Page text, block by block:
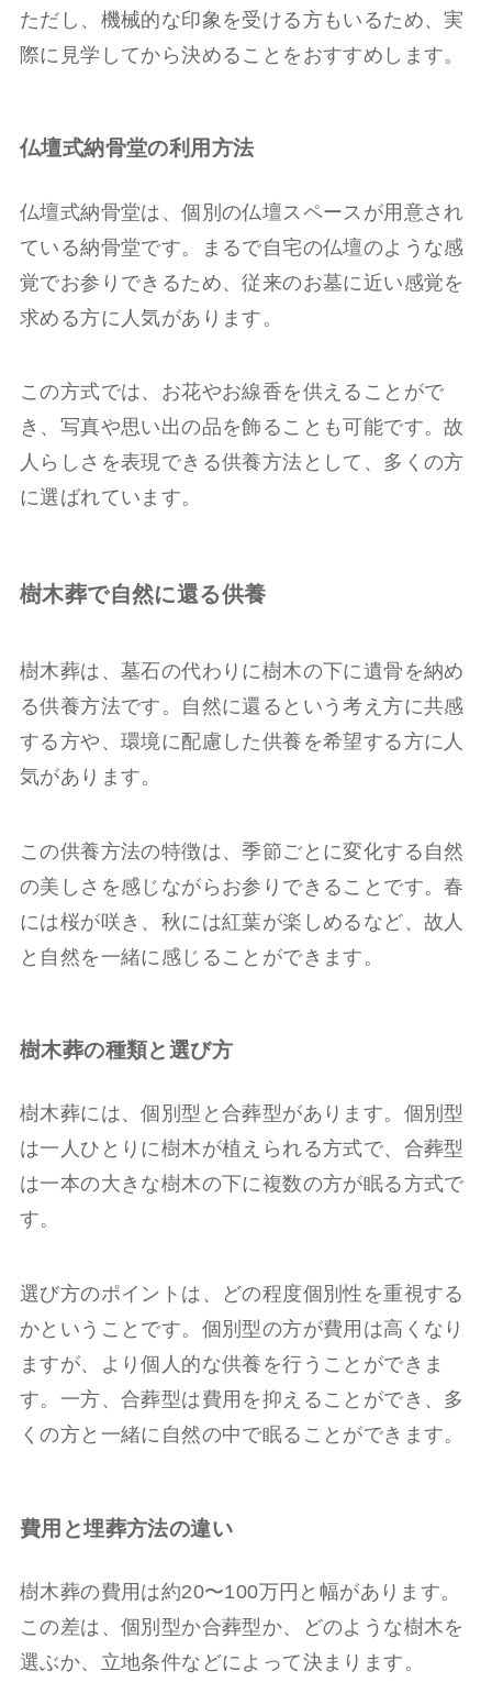
ただし、機械的な印象を受ける方もいるため、実
際に見学してから決めることをおすすめします。
仏壇式納骨堂の利用方法
仏壇式納骨堂は、個別の仏壇スペースが用意され
ている納骨堂です。まるで自宅の仏壇のような感
覚でお参りできるため、従来のお墓に近い感覚を
求める方に人気があります。
この方式では、お花やお線香を供えることがで
き、写真や思い出の品を飾ることも可能です。故
人らしさを表現できる供養方法として、多くの方
に選ばれています。
樹木葬で自然に還る供養
樹木葬は、墓石の代わりに樹木の下に遺骨を納め
る供養方法です。自然に還るという考え方に共感
する方や、環境に配慮した供養を希望する方に人
気があります。
この供養方法の特徴は、季節ごとに変化する自然
の美しさを感じながらお参りできることです。春
には桜が咲き、秋には紅葉が楽しめるなど、故人
と自然を一緒に感じることができます。
樹木葬の種類と選び方
樹木葬には、個別型と合葬型があります。個別型
は一人ひとりに樹木が植えられる方式で、合葬型
は一本の大きな樹木の下に複数の方が眠る方式で
す。
選び方のポイントは、どの程度個別性を重視する
かということです。個別型の方が費用は高くなり
ますが、より個人的な供養を行うことができま
す。一方、合葬型は費用を抑えることができ、多
くの方と一緒に自然の中で眠ることができます。
費用と埋葬方法の違い
樹木葬の費用は約20〜100万円と幅があります。
この差は、個別型か合葬型か、どのような樹木を
選ぶか、立地条件などによって決まります。